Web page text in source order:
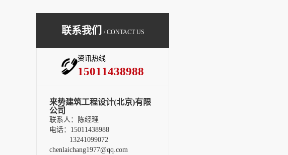
联系我们 / CONTACT US
资讯热线
15011438988
来势建筑工程设计(北京)有限
公司
联系人：陈经理
电话：15011438988
13241099072
chenlaichang1977@qq.com